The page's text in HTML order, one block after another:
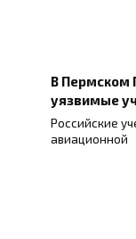
В Пермском
уязвимые
Российские
авиационной